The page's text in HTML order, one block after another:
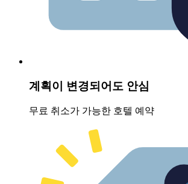
계획이 변경되어도 안심
무료 취소가 가능한 호텔 예약